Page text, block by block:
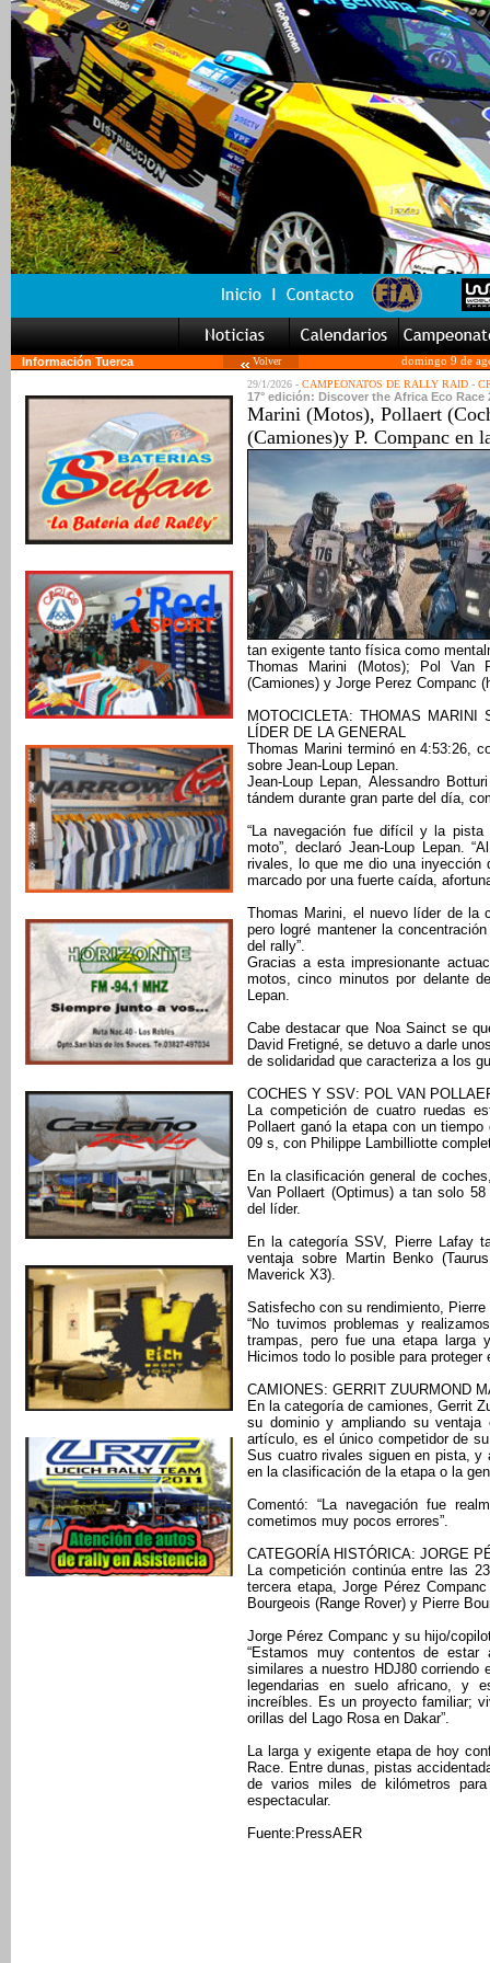
Información Tuerca Volver
domingo 9 de
29/1/2026 - CAMPEONATOS DE RALLY RAID -
17° edición: Discover the Africa Eco Race
Marini (Motos), Pollaert
(Camiones)y P. Companc en
tan exigente tanto física como
Thomas Marini (Motos); Pol Van
(Camiones) y Jorge Perez Companc
MOTOCICLETA: THOMAS
LÍDER DE LA GENERAL
Thomas Marini terminó en 4:53:26,
sobre Jean-Loup Lepan.
Jean-Loup Lepan, Alessandro
tándem durante gran parte del día,
“La navegación fue difícil y la pista
moto”, declaró Jean-Loup Lepan.
rivales, lo que me dio una inyección
marcado por una fuerte caída,
Thomas Marini, el nuevo líder de la
pero logré mantener la
del rally”.
Gracias a esta impresionante
motos, cinco minutos por delante
Lepan.
Cabe destacar que Noa Sainct se
David Fretigné, se detuvo a darle
de solidaridad que caracteriza a los
COCHES Y SSV: POL VAN
La competición de cuatro ruedas
Pollaert ganó la etapa con un
09 s, con Philippe Lambilliotte
En la clasificación general de
Van Pollaert (Optimus) a tan solo
del líder.
En la categoría SSV, Pierre Lafay
ventaja sobre Martin Benko
Maverick X3).
Satisfecho con su rendimiento,
“No tuvimos problemas y
trampas, pero fue una etapa larga
Hicimos todo lo posible para proteger
CAMIONES: GERRIT ZUURMOND
En la categoría de camiones, Gerrit
su dominio y ampliando su
artículo, es el único competidor de
Sus cuatro rivales siguen en pista, y
en la clasificación de la etapa o la
Comentó: “La navegación fue
cometimos muy pocos errores”.
CATEGORÍA HISTÓRICA: JORGE
La competición continúa entre las
tercera etapa, Jorge Pérez
Bourgeois (Range Rover) y Pierre
Jorge Pérez Companc y su hijo/
“Estamos muy contentos de
similares a nuestro HDJ80 corriendo
legendarias en suelo africano, y
increíbles. Es un proyecto familiar;
orillas del Lago Rosa en Dakar”.
La larga y exigente etapa de hoy
Race. Entre dunas, pistas
de varios miles de kilómetros
espectacular.
Fuente:PressAER